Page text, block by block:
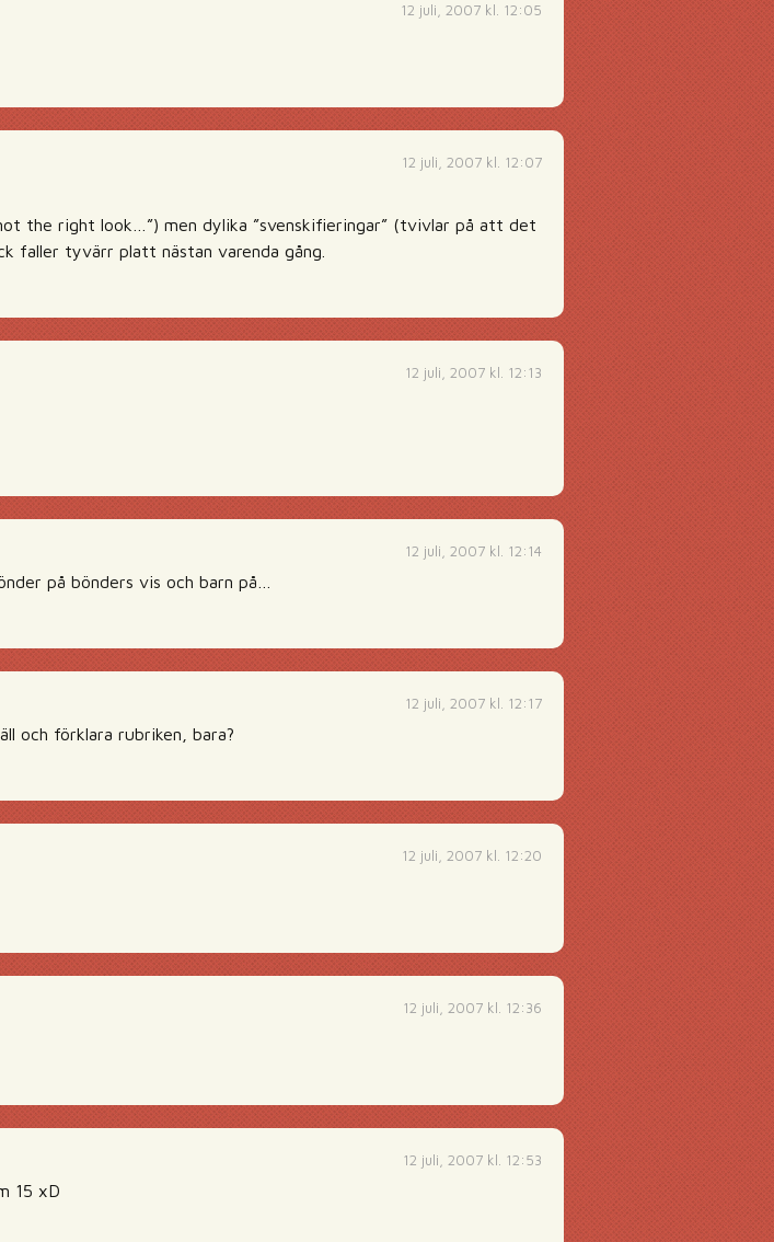
12 juli, 2007 kl. 12:05
12 juli, 2007 kl. 12:07
the right look…”) men dylika ”svenskifieringar” (tvivlar på att det
faller tyvärr platt nästan varenda gång.
12 juli, 2007 kl. 12:13
12 juli, 2007 kl. 12:14
på bönders vis och barn på…
12 juli, 2007 kl. 12:17
och förklara rubriken, bara?
12 juli, 2007 kl. 12:20
12 juli, 2007 kl. 12:36
12 juli, 2007 kl. 12:53
15 xD